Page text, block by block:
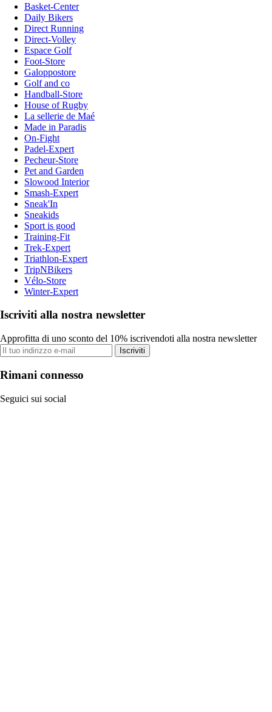
Basket-Center
Daily Bikers
Direct Running
Direct-Volley
Espace Golf
Foot-Store
Galoppostore
Golf and co
Handball-Store
House of Rugby
La sellerie de Maé
Made in Paradis
On-Fight
Padel-Expert
Pecheur-Store
Pet and Garden
Slowood Interior
Smash-Expert
Sneak'In
Sneakids
Sport is good
Training-Fit
Trek-Expert
Triathlon-Expert
TripNBikers
Vélo-Store
Winter-Expert
Iscriviti alla nostra newsletter
Approfitta di uno sconto del 10% iscrivendoti alla nostra newsletter
Iscriviti
Rimani connesso
Seguici sui social